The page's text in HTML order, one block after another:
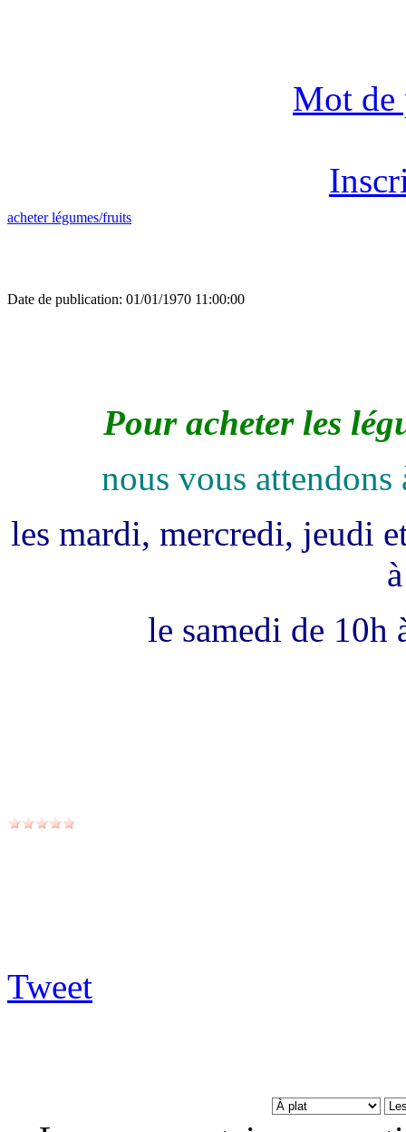
Mot de
acheter légumes/fruits
Date de publication: 01/01/1970 11:00:00
Pour acheter les
nous vous
les mardi, mercredi, jeudi
le samedi de 10h
Tweet